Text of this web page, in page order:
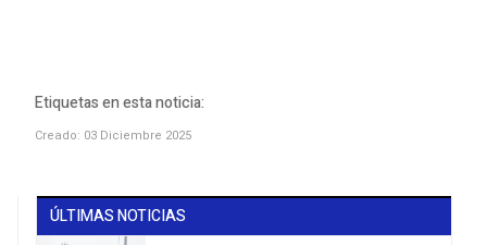
Etiquetas en esta noticia:
Creado: 03 Diciembre 2025
ÚLTIMAS NOTICIAS